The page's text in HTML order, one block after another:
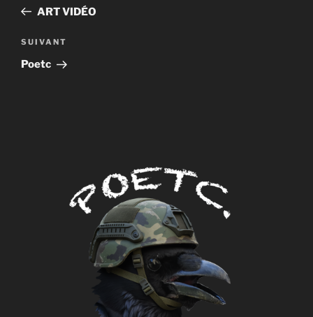
l’article
précédent
ART VIDÉO
Article
suivant
SUIVANT
Poetc